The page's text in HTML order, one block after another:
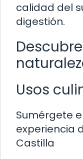
calidad del
digestión.
Usos
Sumérgete
experiencia
Castilla